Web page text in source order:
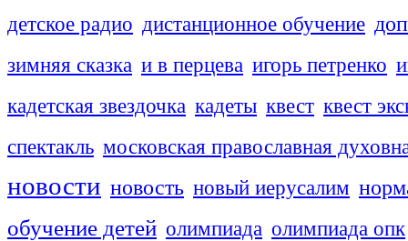
детское радио дистанционное обучение
зимняя сказка и в перцева игорь петренко
кадетская звездочка кадеты квест квест
спектакль московская православная
новости новость новый иерусалим
обучение детей олимпиада олимпиада опк